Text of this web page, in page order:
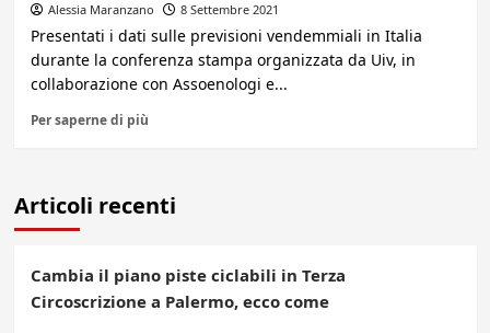
Alessia Maranzano 8 Settembre 2021
Presentati i dati sulle previsioni vendemmiali in Italia
durante la conferenza stampa organizzata da Uiv, in
collaborazione con Assoenologi e...
Per saperne di più
Articoli recenti
Cambia il piano piste ciclabili in Terza
Circoscrizione a Palermo, ecco come